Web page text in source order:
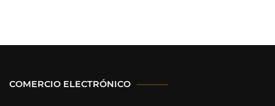
COMERCIO ELECTRÓNICO